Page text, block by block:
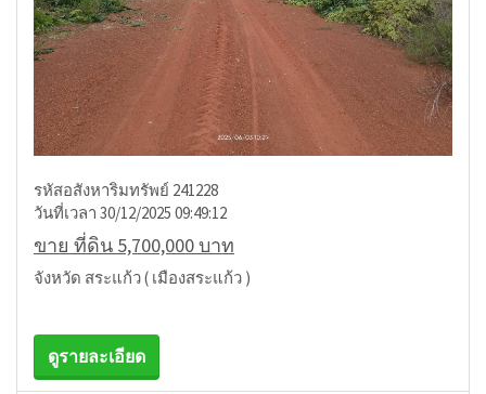
รหัสอสังหาริมทรัพย์ 241228
วันที่เวลา 30/12/2025 09:49:12
ขาย ที่ดิน 5,700,000 บาท
จังหวัด สระแก้ว ( เมืองสระแก้ว )
ดูรายละเอียด